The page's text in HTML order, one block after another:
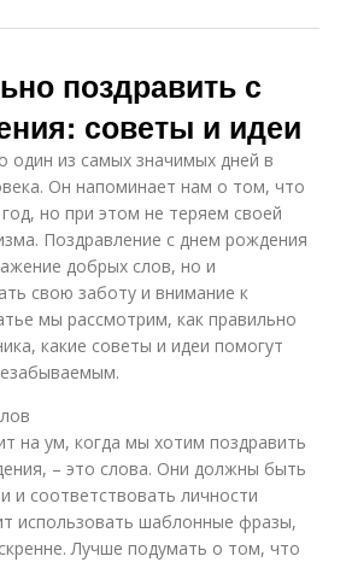
поздравить с
советы и идеи
один из самых значимых дней в
Он напоминает нам о том, что
но при этом не теряем своей
Поздравление с днем рождения
добрых слов, но и
свою заботу и внимание к
мы рассмотрим, как правильно
какие советы и идеи помогут
на ум, когда мы хотим поздравить
– это слова. Они должны быть
и соответствовать личности
использовать шаблонные фразы,
Лучше подумать о том, что